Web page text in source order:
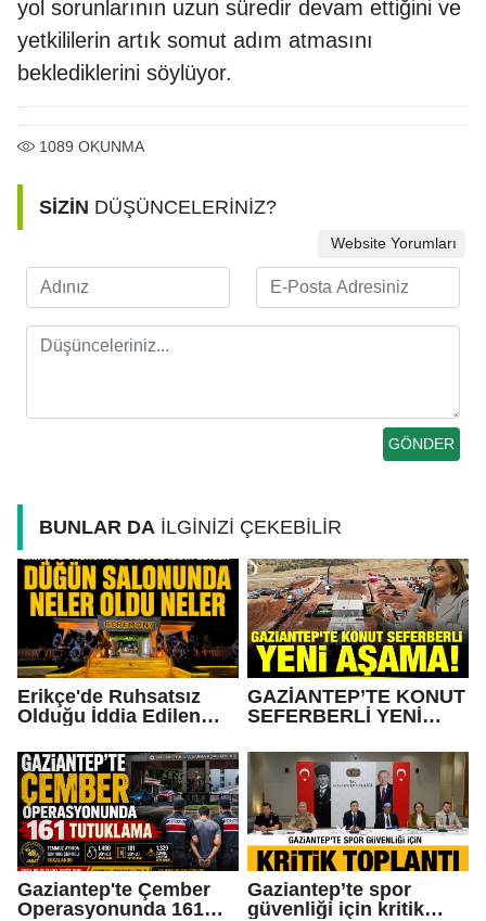
yol sorunlarının uzun süredir devam ettiğini ve
yetkililerin artık somut adım atmasını
beklediklerini söylüyor.
1089 OKUNMA
SİZİN DÜŞÜNCELERİNİZ?
Website Yorumları
BUNLAR DA İLGİNİZİ ÇEKEBİLİR
Erikçe'de Ruhsatsız
Olduğu İddia Edilen
Oldu Neler!
GAZİANTEP’TE KONUT
SEFERBERLİ YENİ
Gaziantep'te Çember
Operasyonunda 161
Gaziantep’te spor
güvenliği için kritik